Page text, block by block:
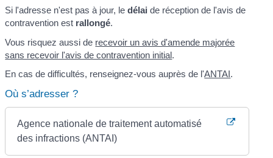
Si l'adresse n'est pas à jour, ledélai de réception de l'avis de
contravention est rallongé.
Vous risquez aussi de recevoir un avis d'amende majorée
sans recevoir l'avis de contravention initial.
En cas de difficultés, renseignez-vous auprès de l'ANTAI.
Où s’adresser ?
Agence nationale de traitement automatisé
des infractions (ANTAI)